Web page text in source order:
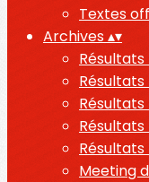
Textes
Archives▴▾
Résultats
Résultats
Résultats
Meeting